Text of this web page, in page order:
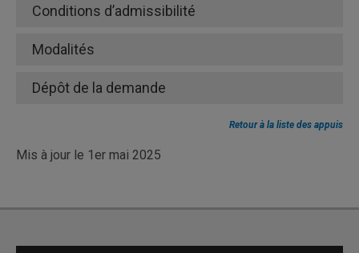
Salle de presse de l’UQAM
Conditions d’admissibilité
Modalités
Dépôt de la demande
Retour à la liste des appuis
Mis à jour le 1er mai 2025